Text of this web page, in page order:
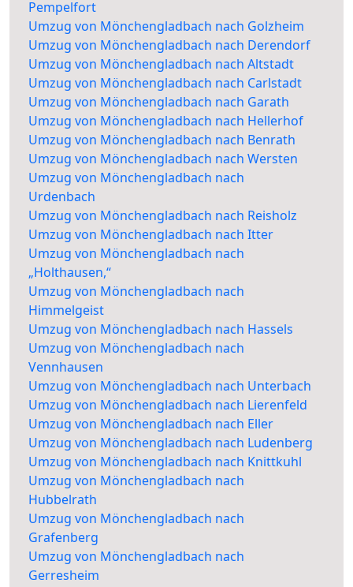
Pempelfort
Umzug von Mönchengladbach nach Golzheim
Umzug von Mönchengladbach nach Derendorf
Umzug von Mönchengladbach nach Altstadt
Umzug von Mönchengladbach nach Carlstadt
Umzug von Mönchengladbach nach Garath
Umzug von Mönchengladbach nach Hellerhof
Umzug von Mönchengladbach nach Benrath
Umzug von Mönchengladbach nach Wersten
Umzug von Mönchengladbach nach
Urdenbach
Umzug von Mönchengladbach nach Reisholz
Umzug von Mönchengladbach nach Itter
Umzug von Mönchengladbach nach
„Holthausen,“
Umzug von Mönchengladbach nach
Himmelgeist
Umzug von Mönchengladbach nach Hassels
Umzug von Mönchengladbach nach
Vennhausen
Umzug von Mönchengladbach nach Unterbach
Umzug von Mönchengladbach nach Lierenfeld
Umzug von Mönchengladbach nach Eller
Umzug von Mönchengladbach nach Ludenberg
Umzug von Mönchengladbach nach Knittkuhl
Umzug von Mönchengladbach nach
Hubbelrath
Umzug von Mönchengladbach nach
Grafenberg
Umzug von Mönchengladbach nach
Gerresheim